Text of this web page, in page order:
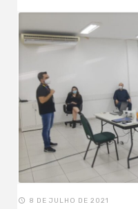
8 DE JULHO DE 2021